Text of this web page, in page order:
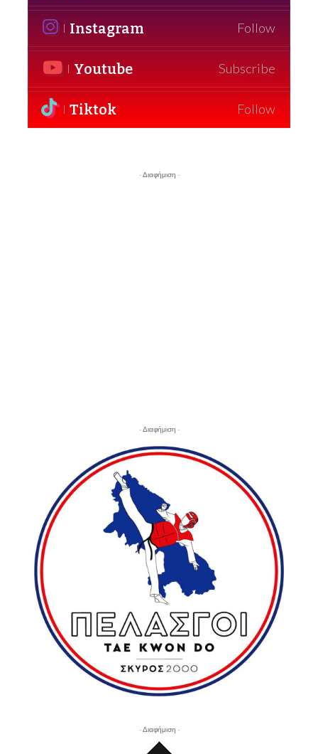
Instagram Follow
Youtube Subscribe
Tiktok Follow
- Διαφήμιση -
- Διαφήμιση -
- Διαφήμιση -